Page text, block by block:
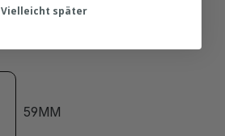
59MM
Vielleicht später